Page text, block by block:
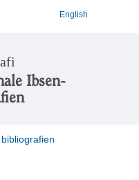
English
Ibsen-